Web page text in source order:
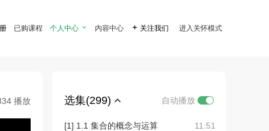
已购课程 个人中心  内容中心  关注我们 进入关怀模式
播放 选集(299) 自动播放
[1] 1.1 集合的概念与运算
11:51